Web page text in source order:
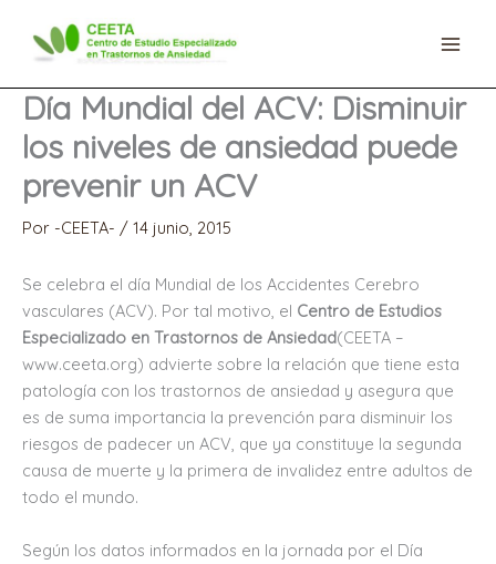
contenido
Día Mundial del ACV: Disminuir
los niveles de ansiedad puede
prevenir un ACV
Por -CEETA- / 14 junio, 2015
Se celebra el día Mundial de los Accidentes Cerebro
vasculares (ACV). Por tal motivo, el Centro de Estudios
Especializado en Trastornos de Ansiedad(CEETA –
www.ceeta.org) advierte sobre la relación que tiene esta
patología con los trastornos de ansiedad y asegura que
es de suma importancia la prevención para disminuir los
riesgos de padecer un ACV, que ya constituye la segunda
causa de muerte y la primera de invalidez entre adultos de
todo el mundo.
Según los datos informados en la jornada por el Día